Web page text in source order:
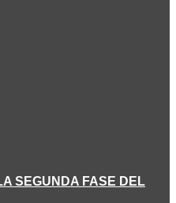
SEGUNDA FASE DEL